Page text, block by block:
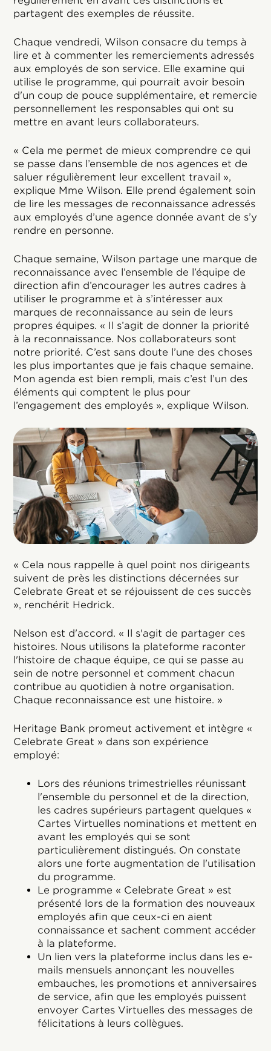
partagent des exemples de réussite.
Chaque vendredi, Wilson consacre du temps à
lire et à commenter les remerciements adressés
aux employés de son service. Elle examine qui
utilise le programme, qui pourrait avoir besoin
d'un coup de pouce supplémentaire, et remercie
personnellement les responsables qui ont su
mettre en avant leurs collaborateurs.
« Cela me permet de mieux comprendre ce qui
se passe dans l’ensemble de nos agences et de
saluer régulièrement leur excellent travail »,
explique Mme Wilson. Elle prend également soin
de lire les messages de reconnaissance adressés
aux employés d’une agence donnée avant de s’y
rendre en personne.
Chaque semaine, Wilson partage une marque de
reconnaissance avec l’ensemble de l’équipe de
direction afin d’encourager les autres cadres à
utiliser le programme et à s’intéresser aux
marques de reconnaissance au sein de leurs
propres équipes. « Il s’agit de donner la priorité
à la reconnaissance. Nos collaborateurs sont
notre priorité. C’est sans doute l’une des choses
les plus importantes que je fais chaque semaine.
Mon agenda est bien rempli, mais c’est l’un des
éléments qui comptent le plus pour
l’engagement des employés », explique Wilson.
« Cela nous rappelle à quel point nos dirigeants
suivent de près les distinctions décernées sur
Celebrate Great et se réjouissent de ces succès
», renchérit Hedrick.
Nelson est d'accord. « Il s'agit de partager ces
histoires. Nous utilisons la plateforme raconter
l'histoire de chaque équipe, ce qui se passe au
sein de notre personnel et comment chacun
contribue au quotidien à notre organisation.
Chaque reconnaissance est une histoire. »
Heritage Bank promeut activement et intègre «
Celebrate Great » dans son expérience
employé:
Lors des réunions trimestrielles réunissant
l'ensemble du personnel et de la direction,
les cadres supérieurs partagent quelques «
Cartes Virtuelles nominations et mettent en
avant les employés qui se sont
particulièrement distingués. On constate
alors une forte augmentation de l'utilisation
du programme.
Le programme « Celebrate Great » est
présenté lors de la formation des nouveaux
employés afin que ceux-ci en aient
connaissance et sachent comment accéder
à la plateforme.
Un lien vers la plateforme inclus dans les e-
mails mensuels annonçant les nouvelles
embauches, les promotions et anniversaires
de service, afin que les employés puissent
envoyer Cartes Virtuelles des messages de
félicitations à leurs collègues.